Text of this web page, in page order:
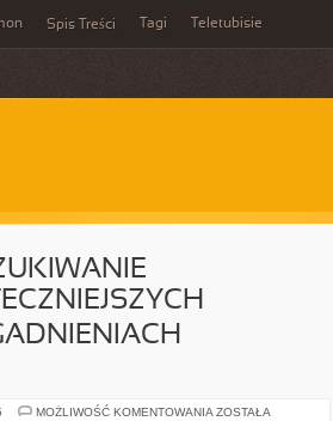
Spis Treści Tagi Teletubisie
MOŻLIWOŚĆ KOMENTOWANIA PRODUKOWANIE
ZOSTAŁA